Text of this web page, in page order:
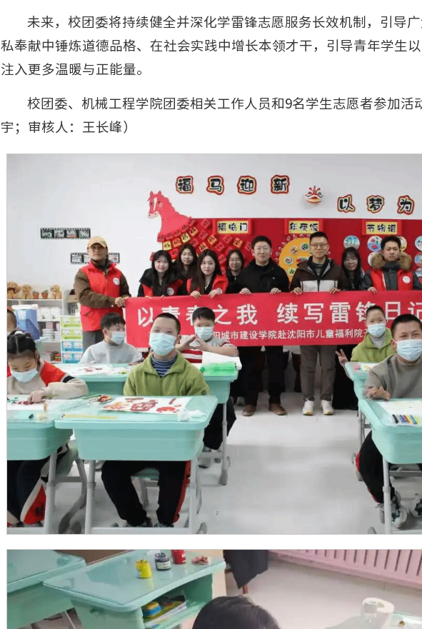
未来，校团委将持续健全并深化学雷锋志愿服务长效机制，引导
私奉献中锤炼道德品格、在社会实践中增长本领才干，引导青年学生
注入更多温暖与正能量。
校团委、机械工程学院团委相关工作人员和9名学生志愿者参加活
宇；审核人：王长峰）